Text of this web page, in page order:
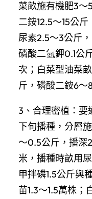
菜畝施有機肥3～
二銨12.5～15公
尿素2.5～3公斤
磷酸二氫鉀0.1公
次；白菜型油菜
斤，磷酸二銨6～
3、合理密植：要
下旬播種，分層
～0.5公斤，播深
米，播種時畝用
甲拌磷1.5公斤與
苗1.3～1.5萬株；